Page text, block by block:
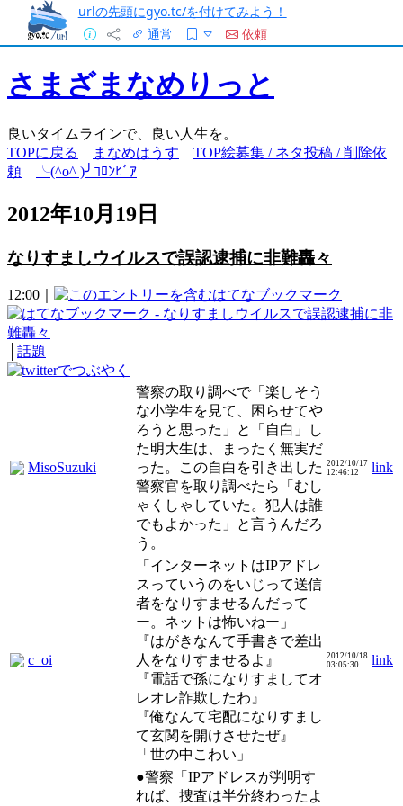
urlの先頭にgyo.tc/を付けてみよう！
通常
依頼